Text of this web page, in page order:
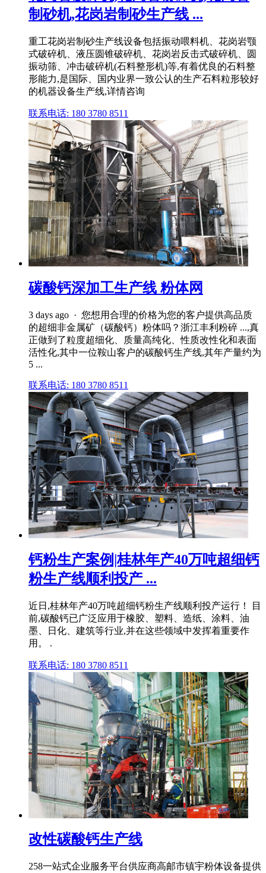
制砂机,花岗岩制砂生产线 ...
重工花岗岩制砂生产线设备包括振动喂料机、花岗岩颚
式破碎机、液压圆锥破碎机、花岗岩反击式破碎机、圆
振动筛、冲击破碎机(石料整形机)等,有着优良的石料整
形能力,是国际、国内业界一致公认的生产石料粒形较好
的机器设备生产线,详情咨询
联系电话: 180 3780 8511
碳酸钙深加工生产线 粉体网
3 days ago · 您想用合理的价格为您的客户提供高品质
的超细非金属矿（碳酸钙）粉体吗？浙江丰利粉碎 ...,真
正做到了粒度超细化、质量高纯化、性质改性化和表面
活性化,其中一位鞍山客户的碳酸钙生产线,其年产量约为
5 ...
联系电话: 180 3780 8511
钙粉生产案例|桂林年产40万吨超细钙
粉生产线顺利投产 ...
近日,桂林年产40万吨超细钙粉生产线顺利投产运行！ 目
前,碳酸钙已广泛应用于橡胶、塑料、造纸、涂料、油
墨、日化、建筑等行业,并在这些领域中发挥着重要作
用。 .
联系电话: 180 3780 8511
改性碳酸钙生产线
258一站式企业服务平台供应商高邮市镇宇粉体设备提供